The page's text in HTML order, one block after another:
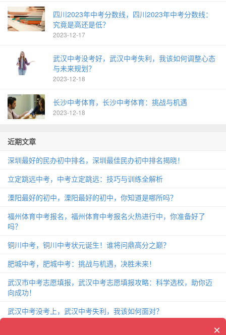
四川2023年中考分数线，四川2023年中考分数线：
究竟是高还是低？
2023-12-17
武汉中考没考好，武汉中考失利，我该如何调整心态
与未来规划？
2023-12-18
长沙中考体育，长沙中考体育：挑战与机遇
2023-12-18
近期文章
深圳最好的民办初中排名，深圳最佳民办初中排名揭晓！
立定跳远中考，中考立定跳远：技巧与训练全解析
溧阳最好的初中，溧阳最好的初中，你知道是哪所吗？
福州体育中考报名，福州体育中考报名火热进行中，你准备好了
吗？
铜川中考，铜川中考状元诞生！谁将问鼎高分之巅？
肥城中考，肥城中考：挑战与机遇，决胜未来！
武汉市中考志愿填报，武汉中考志愿填报攻略：科学选校，助你迈
向成功！
武汉中考没考上，武汉中考失利，我该如何面对？
×